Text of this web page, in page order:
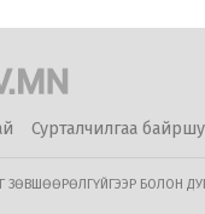
Сурталчилгаа
ЗӨВШӨӨРӨЛГҮЙГЭЭР БОЛОН